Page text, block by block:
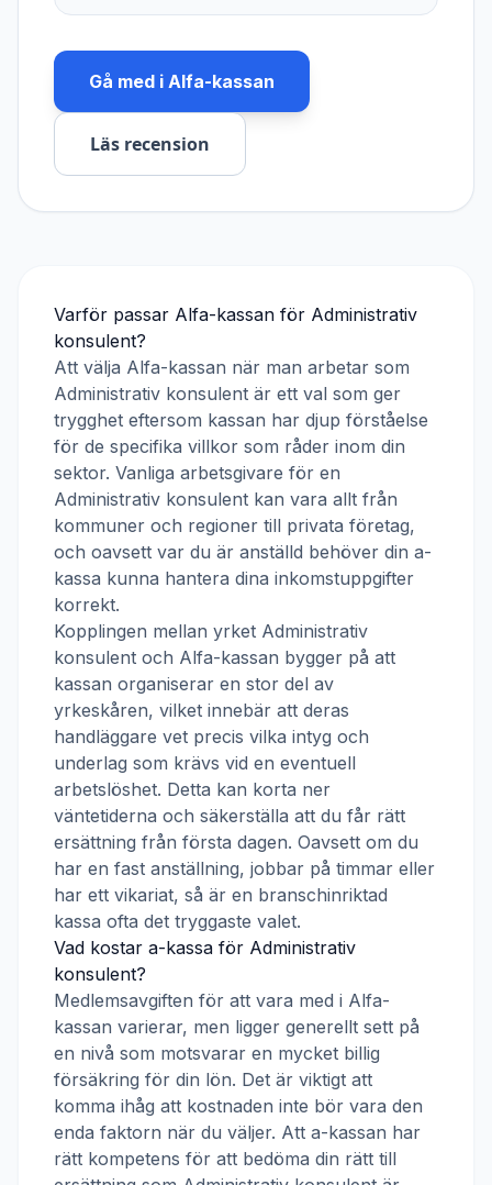
Gå med i Alfa-kassan
Läs recension
Varför passar Alfa-kassan för Administrativ
konsulent?
Att välja Alfa-kassan när man arbetar som
Administrativ konsulent är ett val som ger
trygghet eftersom kassan har djup förståelse
för de specifika villkor som råder inom din
sektor. Vanliga arbetsgivare för en
Administrativ konsulent kan vara allt från
kommuner och regioner till privata företag,
och oavsett var du är anställd behöver din a-
kassa kunna hantera dina inkomstuppgifter
korrekt.
Kopplingen mellan yrket Administrativ
konsulent och Alfa-kassan bygger på att
kassan organiserar en stor del av
yrkeskåren, vilket innebär att deras
handläggare vet precis vilka intyg och
underlag som krävs vid en eventuell
arbetslöshet. Detta kan korta ner
väntetiderna och säkerställa att du får rätt
ersättning från första dagen. Oavsett om du
har en fast anställning, jobbar på timmar eller
har ett vikariat, så är en branschinriktad
kassa ofta det tryggaste valet.
Vad kostar a-kassa för Administrativ
konsulent?
Medlemsavgiften för att vara med i Alfa-
kassan varierar, men ligger generellt sett på
en nivå som motsvarar en mycket billig
försäkring för din lön. Det är viktigt att
komma ihåg att kostnaden inte bör vara den
enda faktorn när du väljer. Att a-kassan har
rätt kompetens för att bedöma din rätt till